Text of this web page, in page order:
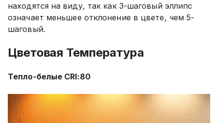
находятся на виду, так как 3-шаговый эллипс
означает меньшее отклонение в цвете, чем 5-
шаговый.
Цветовая Температура
Тепло-белые CRI:80